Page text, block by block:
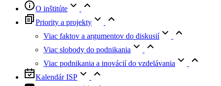
O inštitúte
Priority a projekty
Viac faktov a argumentov do diskusií
Viac slobody do podnikania
Viac podnikania a inovácií do vzdelávania
Kalendár ISP